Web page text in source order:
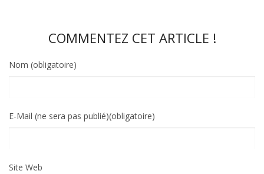
COMMENTEZ CET ARTICLE !
Nom (obligatoire)
E-Mail (ne sera pas publié)(obligatoire)
Site Web